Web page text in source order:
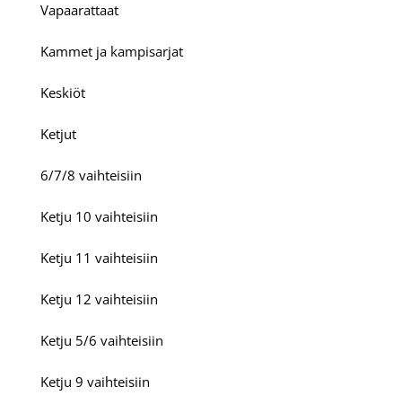
Vapaarattaat
Kammet ja kampisarjat
Keskiöt
Ketjut
6/7/8 vaihteisiin
Ketju 10 vaihteisiin
Ketju 11 vaihteisiin
Ketju 12 vaihteisiin
Ketju 5/6 vaihteisiin
Ketju 9 vaihteisiin